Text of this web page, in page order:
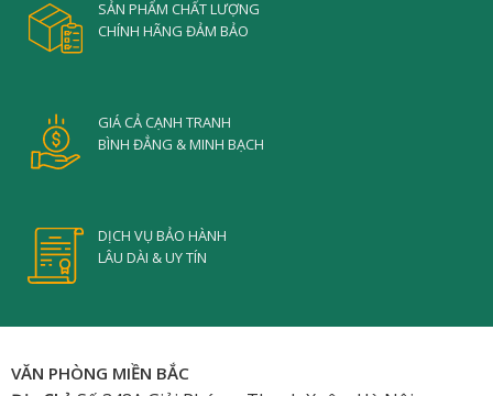
SẢN PHẨM CHẤT LƯỢNG
CHÍNH HÃNG ĐẢM BẢO
GIÁ CẢ CẠNH TRANH
BÌNH ĐẲNG & MINH BẠCH
DỊCH VỤ BẢO HÀNH
LÂU DÀI & UY TÍN
VĂN PHÒNG MIỀN BẮC